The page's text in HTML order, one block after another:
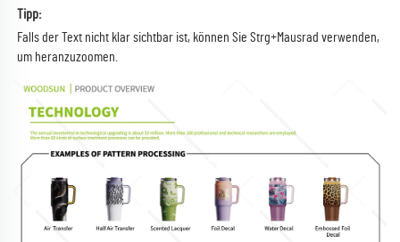
Tipp:
Falls der Text nicht klar sichtbar ist, können Sie Strg+Mausrad verwenden,
um heranzuzoomen.